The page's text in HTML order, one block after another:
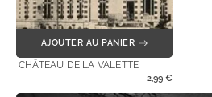
AJOUTER AU PANIER
CHÂTEAU DE LA VALETTE
2,99 €